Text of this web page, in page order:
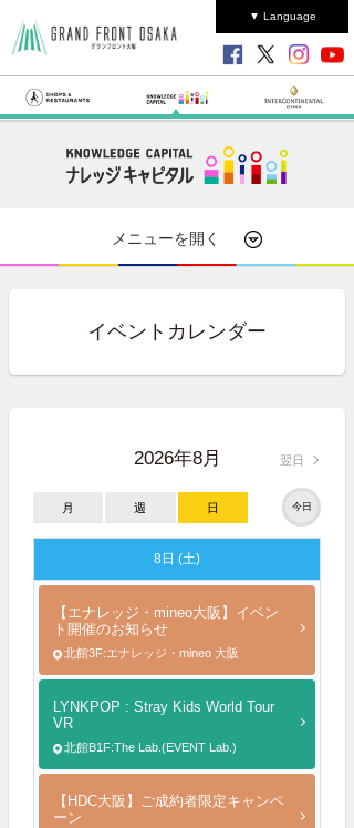
▼ Language
メニューを開く
イベントカレンダー
2026年8月 翌日
月 週 日 今日
8日 (土)
【エナレッジ・mineo大阪】イベン
ト開催のお知らせ
北館3F:エナレッジ・mineo 大阪
LYNKPOP : Stray Kids World Tour
VR
北館B1F:The Lab.(EVENT Lab.)
【HDC大阪】ご成約者限定キャンペ
ーン